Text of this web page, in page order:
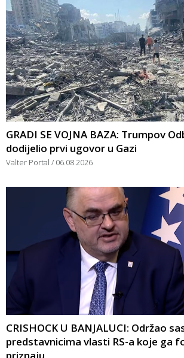
GRADI SE VOJNA BAZA: Trumpov
dodijelio prvi ugovor u Gazi
Valter Portal 06.08.2026
CRISHOCK U BANJALUCI: Održao
predstavnicima vlasti RS-a koje ga
priznaju